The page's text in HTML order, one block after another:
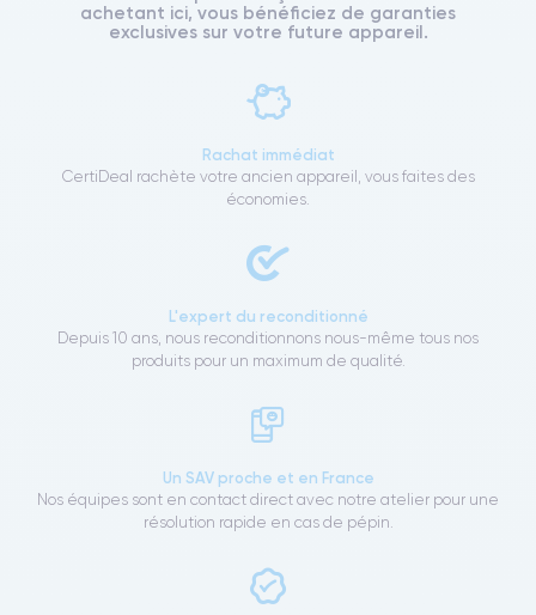
achetant ici, vous bénéficiez de garanties
exclusives sur votre future appareil.
Rachat immédiat
CertiDeal rachète votre ancien appareil, vous faites des
économies.
L'expert du reconditionné
Depuis 10 ans, nous reconditionnons nous-même tous nos
produits pour un maximum de qualité.
Un SAV proche et en France
Nos équipes sont en contact direct avec notre atelier pour une
résolution rapide en cas de pépin.